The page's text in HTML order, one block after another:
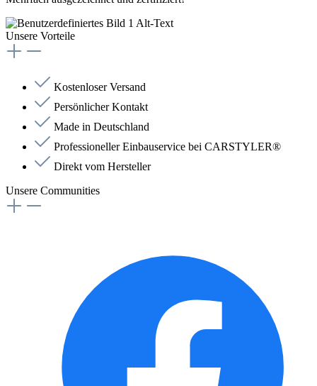
Unsere Vorteile
Kostenloser Versand
Persönlicher Kontakt
Made in Deutschland
Professioneller Einbauservice bei CARSTYLER®
Direkt vom Hersteller
Unsere Communities